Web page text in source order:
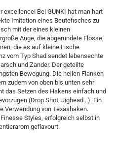
excellence! Bei GUNKI hat man hart
Imitation eines Beutefisches zu
mit der eines kleinen
Auge, die abgerundete Flosse,
die es auf kleine Fische
vom Typ Shad sendet lebensechte
und Zander. Der geteilte
Bewegung. Die hellen Flanken
zudem von oben bis unten sehr
das Setzen des Hakens einfach und
(Drop Shot, Jighead...). Ein
Verwendung von Texashaken.
Styles, erfolgreich selbst in
geflavourt.